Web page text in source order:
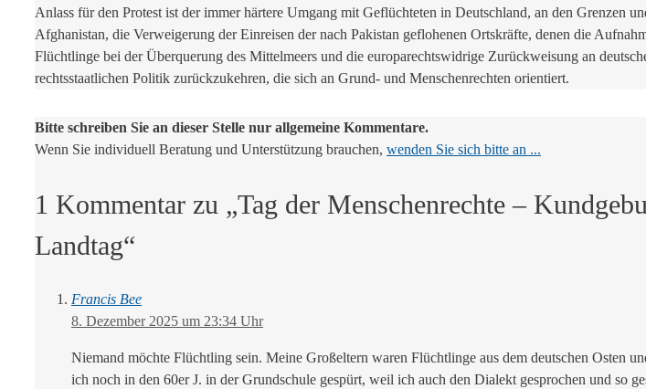
Anlass für den Protest ist der immer härtere Umgang mit Geflüchteten in Deutschland, an den Grenzen
Afghanistan, die Verweigerung der Einreisen der nach Pakistan geflohenen Ortskräfte, denen die
Flüchtlinge bei der Überquerung des Mittelmeers und die europarechtswidrige Zurückweisung an
rechtsstaatlichen Politik zurückzukehren, die sich an Grund- und Menschenrechten orientiert.
Bitte schreiben Sie an dieser Stelle nur allgemeine Kommentare.
Wenn Sie individuell Beratung und Unterstützung brauchen, wenden Sie sich bitte an ...
1 Kommentar zu „Tag der Menschenrechte –
Landtag“
Francis Bee
8. Dezember 2025 um 23:34 Uhr
Niemand möchte Flüchtling sein. Meine Großeltern waren Flüchtlinge aus dem deutschen Osten
ich noch in den 60er J. in der Grundschule gespürt, weil ich auch den Dialekt gesprochen und so